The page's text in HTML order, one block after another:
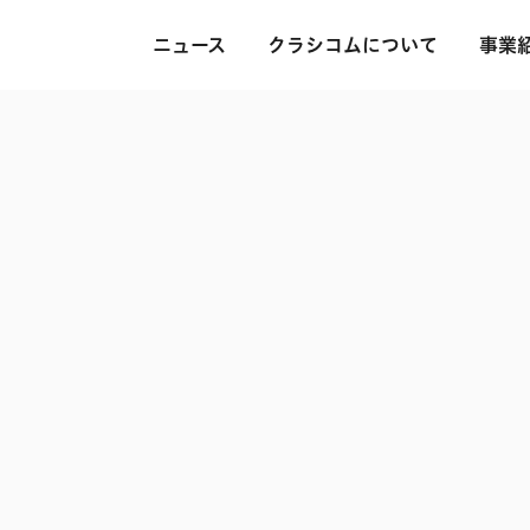
ニュース クラシコムについて 事業